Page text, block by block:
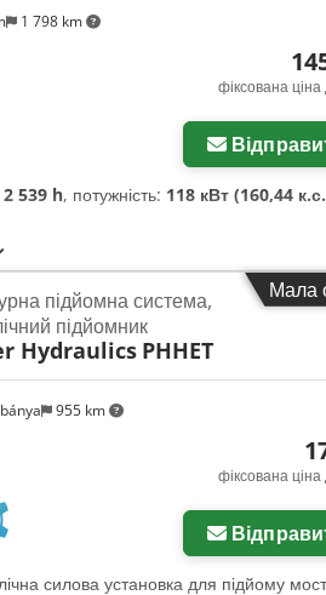
1 798 km
фіксована
2 539 h, потужність: 118 кВт (160,44
Мала
955 km
підйомна система,
підйомник
Hydraulics PHHET
фіксована
силова установка для підйому